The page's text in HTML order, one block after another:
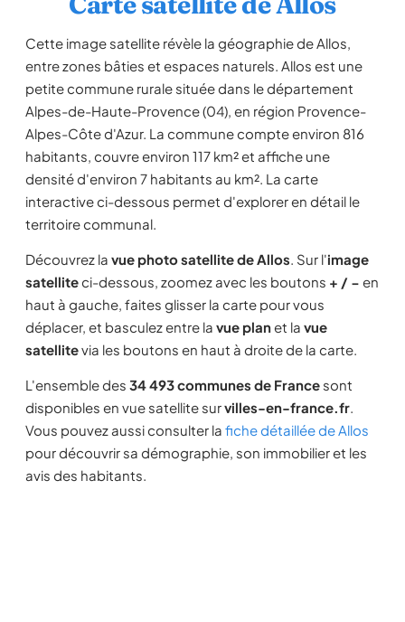
Cette image satellite révèle la géographie de Allos,
entre zones bâties et espaces naturels. Allos est une
petite commune rurale située dans le département
Alpes-de-Haute-Provence (04), en région Provence-
Alpes-Côte d'Azur. La commune compte environ 816
habitants, couvre environ 117 km² et affiche une
densité d'environ 7 habitants au km². La carte
interactive ci-dessous permet d'explorer en détail le
territoire communal.
Découvrez la vue photo satellite de Allos. Sur l'image
satelliteci-dessous, zoomez avec les boutons + / − en
haut à gauche, faites glisser la carte pour vous
déplacer, et basculez entre la vue planet la vue
satellitevia les boutons en haut à droite de la carte.
L'ensemble des 34 493 communes de France sont
disponibles en vue satellite survilles-en-france.fr.
Vous pouvez aussi consulter la fiche détaillée de Allos
pour découvrir sa démographie, son immobilier et les
avis des habitants.